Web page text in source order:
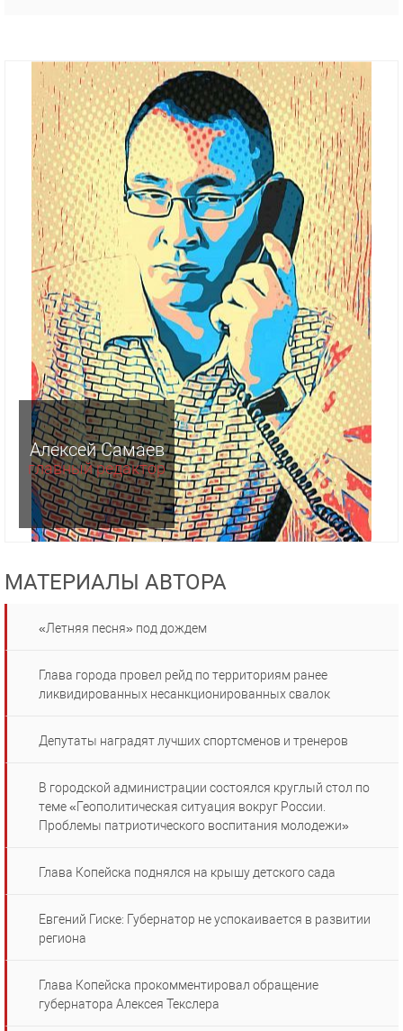
Алексей Самаев
главный редактор
МАТЕРИАЛЫ АВТОРА
«Летняя песня» под дождем
Глава города провел рейд по территориям ранее
ликвидированных несанкционированных свалок
Депутаты наградят лучших спортсменов и тренеров
В городской администрации состоялся круглый стол по
теме «Геополитическая ситуация вокруг России.
Проблемы патриотического воспитания молодежи»
Глава Копейска поднялся на крышу детского сада
Евгений Гиске: Губернатор не успокаивается в развитии
региона
Глава Копейска прокомментировал обращение
губернатора Алексея Текслера